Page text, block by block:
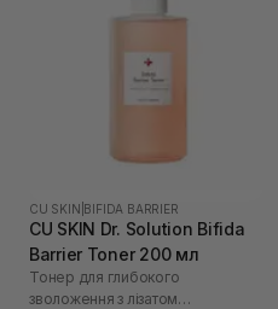
CU SKIN BIFIDA BARRIER
CU SKIN Dr. Solution Bifida
Barrier Toner 200 мл
Тонер для глибокого
зволоження з лізатом